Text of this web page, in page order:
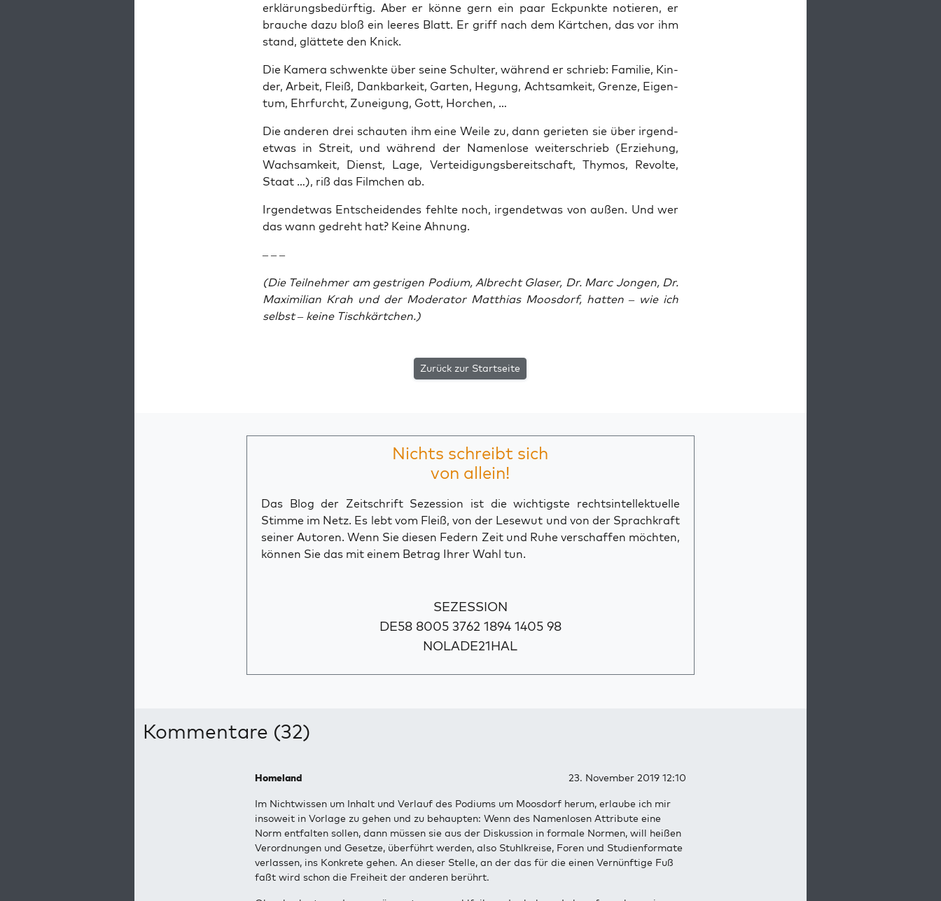
erklä­rungs­be­dürf­tig. Aber er kön­ne gern ein paar Eck­punk­te notie­ren, er
brau­che dazu bloß ein lee­res Blatt. Er griff nach dem Kärt­chen, das vor ihm
stand, glät­te­te den Knick.
Die Kame­ra schwenk­te über sei­ne Schul­ter, wäh­rend er schrieb: Fami­lie, Kin­
der, Arbeit, Fleiß, Dank­bar­keit, Gar­ten, Hegung, Acht­sam­keit, Gren­ze, Eigen­
tum, Ehr­furcht, Zunei­gung, Gott, Horchen, …
Die ande­ren drei schau­ten ihm eine Wei­le zu, dann gerie­ten sie über irgend­
et­was in Streit, und wäh­rend der Namen­lo­se wei­ter­schrieb (Erzie­hung,
Wach­sam­keit, Dienst, Lage, Ver­tei­di­gungs­be­reit­schaft, Thy­mos, Revol­te,
Staat …), riß das Film­chen ab.
Irgend­et­was Ent­schei­den­des fehl­te noch, irgend­et­was von außen. Und wer
das wann gedreht hat? Kei­ne Ahnung.
– – –
(Die Teil­neh­mer am gest­ri­gen Podi­um, Albrecht Gla­ser, Dr. Marc Jon­gen, Dr.
Maxi­mi­li­an Krah und der Mode­ra­tor Mat­thi­as Moos­dorf, hat­ten – wie ich
selbst – kei­ne Tischkärtchen.)
Zurück zur Startseite
Nichts schreibt sich
von allein!
Das Blog der Zeitschrift Sezession ist die wichtigste rechtsintellektuelle
Stimme im Netz. Es lebt vom Fleiß, von der Lesewut und von der Sprachkraft
seiner Autoren. Wenn Sie diesen Federn Zeit und Ruhe verschaffen möchten,
können Sie das mit einem Betrag Ihrer Wahl tun.
SEZESSION
DE58 8005 3762 1894 1405 98
NOLADE21HAL
Kommentare (32)
Homeland 23. November 2019 12:10
Im Nichtwissen um Inhalt und Verlauf des Podiums um Moosdorf herum, erlaube ich mir
insoweit in Vorlage zu gehen und zu behaupten: Wenn des Namenlosen Attribute eine
Norm entfalten sollen, dann müssen sie aus der Diskussion in formale Normen, will heißen
Verordnungen und Gesetze, überführt werden, also Stuhlkreise, Foren und Studienformate
verlassen, ins Konkrete gehen. An dieser Stelle, an der das für die einen Vernünftige Fuß
faßt wird schon die Freiheit der anderen berührt.